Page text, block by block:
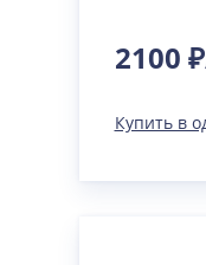
2100 ₽
Купить в